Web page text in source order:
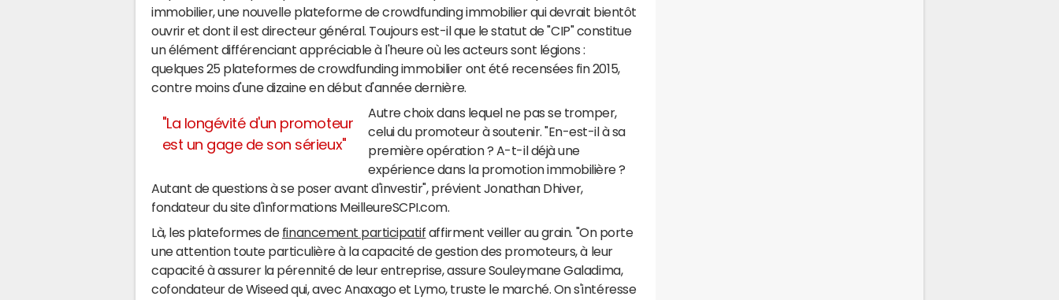
immobilier, une nouvelle plateforme de crowdfunding immobilier qui devrait bientôt
ouvrir et dont il est directeur général. Toujours est-il que le statut de "CIP" constitue
un élément différenciant appréciable à l'heure où les acteurs sont légions :
quelques 25 plateformes de crowdfunding immobilier ont été recensées fin 2015,
contre moins d'une dizaine en début d'année dernière.
"La longévité d'un promoteur
est un gage de son sérieux"
Autre choix dans lequel ne pas se tromper,
celui du promoteur à soutenir. "En-est-il à sa
première opération ? A-t-il déjà une
expérience dans la promotion immobilière ?
Autant de questions à se poser avant d'investir", prévient Jonathan Dhiver,
fondateur du site d'informations MeilleureSCPI.com.
Là, les plateformes de financement participatif affirment veiller au grain. "On porte
une attention toute particulière à la capacité de gestion des promoteurs, à leur
capacité à assurer la pérennité de leur entreprise, assure Souleymane Galadima,
cofondateur de Wiseed qui, avec Anaxago et Lymo, truste le marché. On s'intéresse